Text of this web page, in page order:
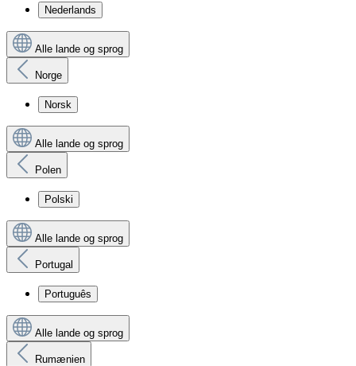
Nederlands
Alle lande og sprog
Norge
Norsk
Alle lande og sprog
Polen
Polski
Alle lande og sprog
Portugal
Português
Alle lande og sprog
Rumænien